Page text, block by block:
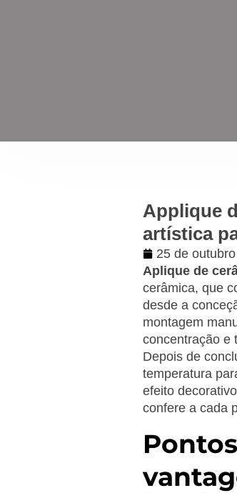
Applique
artística
25 de
Aplique de
cerâmica, que
desde a
montagem
concentração e
Depois de
temperatura
efeito
confere a cada